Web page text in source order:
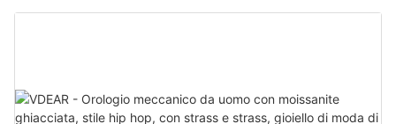
quarzo semplice e versatile, Relogio Masculino